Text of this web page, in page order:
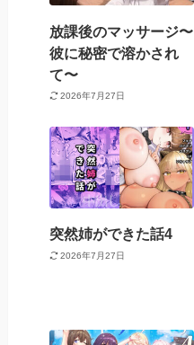
放課後のマッサージ〜
彼に秘密で溶かされ
て〜
2026年7月27日
突然姉ができた話4
2026年7月27日